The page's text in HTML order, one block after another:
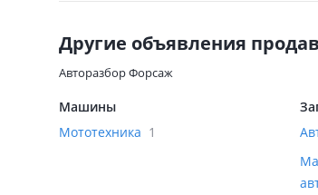
Другие объявления
Авторазбор Форсаж
Машины
Мототехника 1